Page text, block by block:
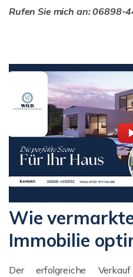
Rufen Sie mich an: 06898-
Wie
Immobilie
Der erfolgreiche